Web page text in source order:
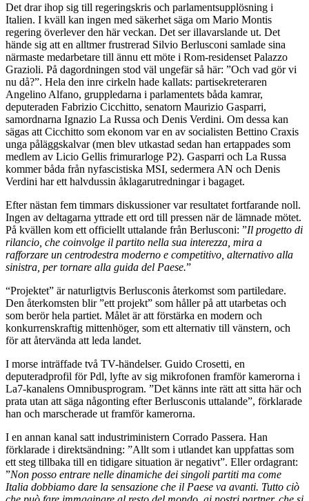
Det drar ihop sig till regeringskris och parlamentsupplösning i
Italien. I kväll kan ingen med säkerhet säga om Mario Montis
regering överlever den här veckan. Det ser illavarslande ut. Det
hände sig att en alltmer frustrerad Silvio Berlusconi samlade sina
närmaste medarbetare till ännu ett möte i Rom-residenset Palazzo
Grazioli. På dagordningen stod väl ungefär så här: ”Och vad gör vi
nu då?”. Hela den inre cirkeln hade kallats: partisekreteraren
Angelino Alfano, gruppledarna i parlamentets båda kamrar,
deputeraden Fabrizio Cicchitto, senatorn Maurizio Gasparri,
samordnarna Ignazio La Russa och Denis Verdini. Om dessa kan
sägas att Cicchitto som ekonom var en av socialisten Bettino Craxis
unga påläggskalvar (men blev utkastad sedan han ertappades som
medlem av Licio Gellis frimurarloge P2). Gasparri och La Russa
kommer båda från nyfascistiska MSI, sedermera AN och Denis
Verdini har ett halvdussin åklagarutredningar i bagaget.
Efter nästan fem timmars diskussioner var resultatet fortfarande noll.
Ingen av deltagarna yttrade ett ord till pressen när de lämnade mötet.
På kvällen kom ett officiellt uttalande från Berlusconi: ”Il progetto di
rilancio, che coinvolge il partito nella sua interezza, mira a
rafforzare un centrodestra moderno e competitivo, alternativo alla
sinistra, per tornare alla guida del Paese.”
“Projektet” är naturligtvis Berlusconis återkomst som partiledare.
Den återkomsten blir ”ett projekt” som håller på att utarbetas och
som berör hela partiet. Målet är att förstärka en modern och
konkurrenskraftig mittenhöger, som ett alternativ till vänstern, och
för att återvända att leda landet.
I morse inträffade två TV-händelser. Guido Crosetti, en
deputeradprofil för Pdl, lyfte av sig mikrofonen framför kamerorna i
La7-kanalens Omnibusprogram. ”Det känns inte rätt att sitta här och
prata utan att säga någonting efter Berlusconis uttalande”, förklarade
han och marscherade ut framför kamerorna.
I en annan kanal satt industriministern Corrado Passera. Han
förklarade i direktsändning: ”Allt som i utlandet kan uppfattas som
ett steg tillbaka till en tidigare situation är negativt”. Eller ordagrant:
”Non posso entrare nelle dinamiche dei singoli partiti ma come
Italia dobbiamo dare la sensazione che il Paese va avanti. Tutto ciò